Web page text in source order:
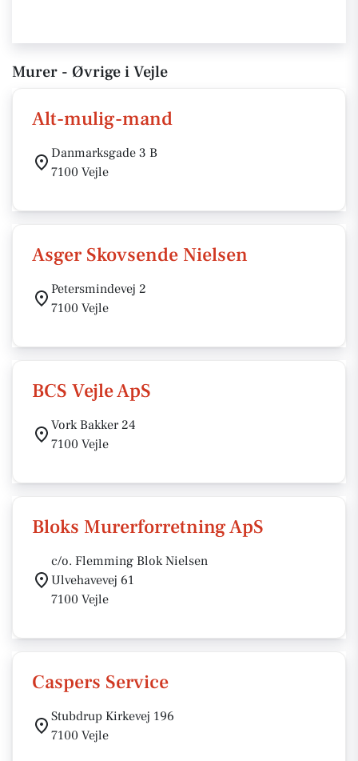
Murer - Øvrige i Vejle
Alt-mulig-mand
Danmarksgade 3 B
7100 Vejle
Asger Skovsende Nielsen
Petersmindevej 2
7100 Vejle
BCS Vejle ApS
Vork Bakker 24
7100 Vejle
Bloks Murerforretning ApS
c/o. Flemming Blok Nielsen
Ulvehavevej 61
7100 Vejle
Caspers Service
Stubdrup Kirkevej 196
7100 Vejle